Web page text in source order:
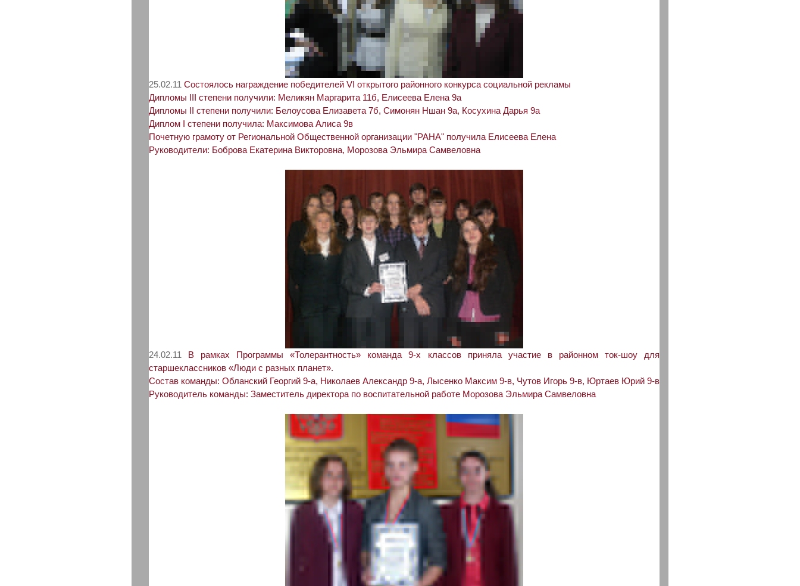
25.02.11 Состоялось награждение победителей VI открытого районного конкурса социальной рекламы
Дипломы III степени получили: Меликян Маргарита 11б, Елисеева Елена 9а
Дипломы II степени получили: Белоусова Елизавета 7б, Симонян Ншан 9а, Косухина Дарья 9а
Диплом I степени получила: Максимова Алиса 9в
Почетную грамоту от Региональной Общественной организации "РАНА" получила Елисеева Елена
Руководители: Боброва Екатерина Викторовна, Морозова Эльмира Самвеловна
24.02.11
В рамках Программы «Толерантность» команда 9-х классов приняла участие в районном ток-шоу для
старшеклассников «Люди с разных планет».
Состав команды: Обланский Георгий 9-а, Николаев Александр 9-а, Лысенко Максим 9-в, Чутов Игорь 9-в, Юртаев Юрий 9-в
Руководитель команды: Заместитель директора по воспитательной работе Морозова Эльмира Самвеловна